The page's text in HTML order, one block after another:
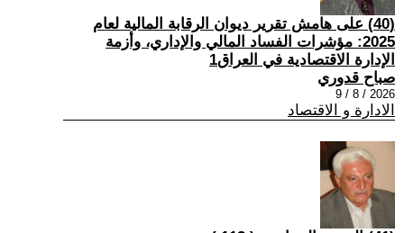
(40) على هامش تقرير ديوان الرقابة المالية لعام
2025: مؤشرات الفساد المالي والإداري، وأزمة
الإدارة الاقتصادية في العراق1
صباح قدوري
2026 / 8 / 9
الادارة و الاقتصاد